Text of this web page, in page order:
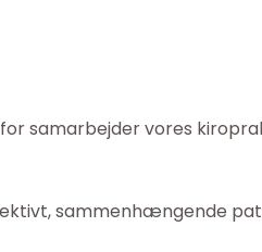
samarbejder vores
sammenhængende